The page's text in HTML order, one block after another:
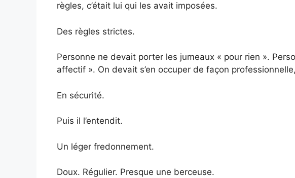
règles, c’était lui qui les avait imposées.
Des règles strictes.
Personne ne devait porter les jumeaux « pour rien ».
affectif ». On devait s’en occuper de façon
En sécurité.
Puis il l’entendit.
Un léger fredonnement.
Doux. Régulier. Presque une berceuse.